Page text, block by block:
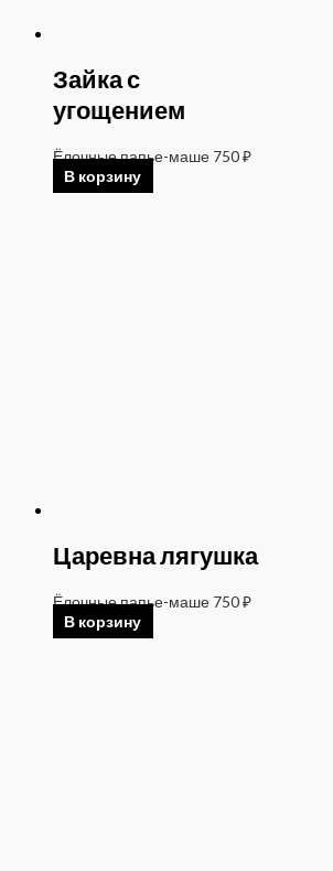
Зайка с
угощением
Ёлочные папье-маше 750₽
В корзину
Царевна лягушка
Ёлочные папье-маше 750₽
В корзину